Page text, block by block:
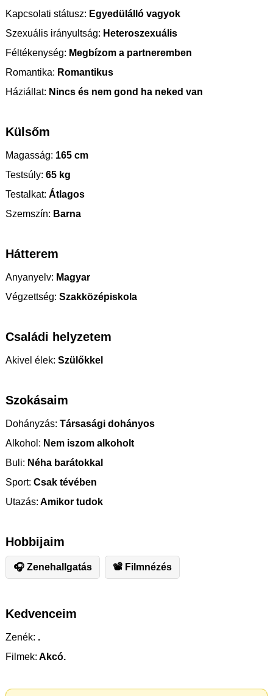
Kapcsolati státusz: Egyedülálló vagyok
Szexuális irányultság: Heteroszexuális
Féltékenység: Megbízom a partneremben
Romantika: Romantikus
Háziállat: Nincs és nem gond ha neked van
Külsőm
Magasság: 165 cm
Testsúly: 65 kg
Testalkat: Átlagos
Szemszín: Barna
Hátterem
Anyanyelv: Magyar
Végzettség: Szakközépiskola
Családi helyzetem
Akivel élek: Szülőkkel
Szokásaim
Dohányzás: Társasági dohányos
Alkohol: Nem iszom alkoholt
Buli: Néha barátokkal
Sport: Csak tévében
Utazás: Amikor tudok
Hobbijaim
🎧 Zenehallgatás 📽 Filmnézés
Kedvenceim
Zenék: .
Filmek: Akcó.